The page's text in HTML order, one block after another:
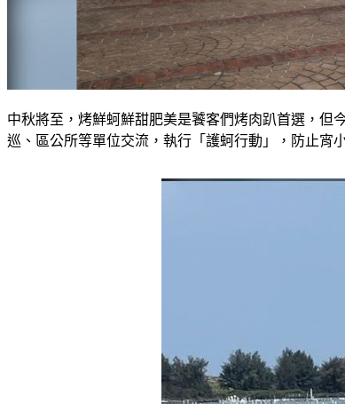
中秋將至，烤鮮蚵鮮甜肥美是饕客們烤肉趴首選，但
巡、區公所等單位交流，執行「護蚵行動」，防止宵